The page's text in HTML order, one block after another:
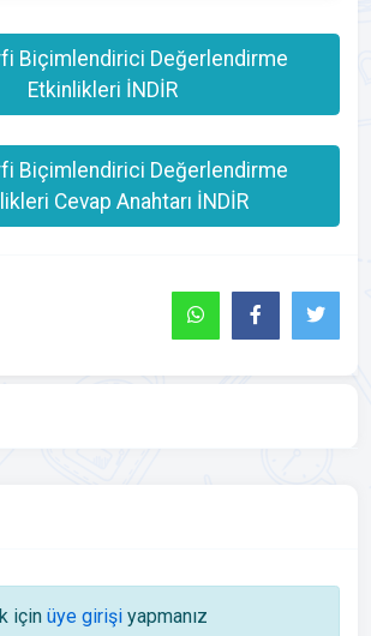
Biçimlendirici Değerlendirme
Etkinlikleri İNDİR
Biçimlendirici Değerlendirme
Cevap Anahtarı İNDİR
için üye girişiyapmanız